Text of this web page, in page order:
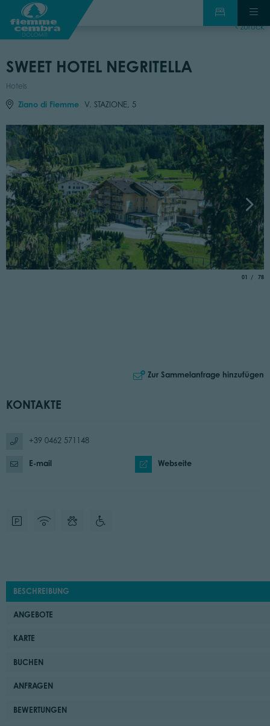
zurück
SWEET HOTEL NEGRITELLA
Hotels
Ziano di Fiemme V. STAZIONE, 5
01 von
78
Zur Sammelanfrage hinzufügen
KONTAKTE
+39 0462 571148
E-mail Webseite
BESCHREIBUNG
ANGEBOTE
KARTE
BUCHEN
ANFRAGEN
BEWERTUNGEN